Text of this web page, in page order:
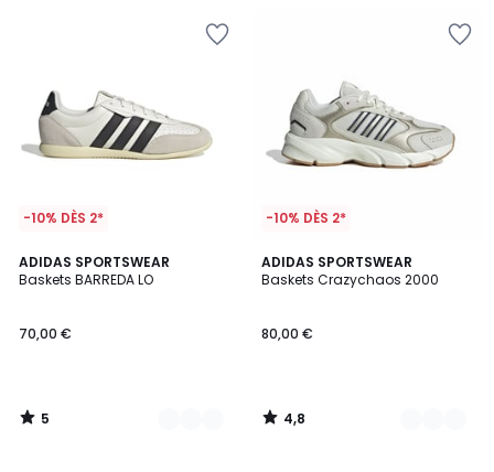
-10% DÈS 2*
ADIDAS SPORTSWEAR
Baskets BARREDA LO
70,00 €
5
/
2
Couleurs
5
/
-10% DÈS 2*
ADIDAS SPORTSWEAR
Baskets Crazychaos 2000
80,00 €
4,8
/ 5
2
Couleurs
4,8
/